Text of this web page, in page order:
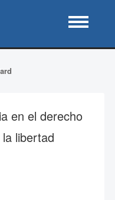
en el derecho
libertad